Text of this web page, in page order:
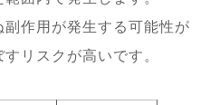
作用が発生する可能性が
リスクが高いです。